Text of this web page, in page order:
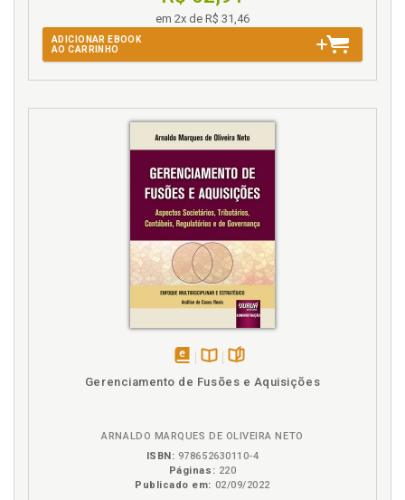
em 2x de R$ 31,46
ADICIONAR EBOOK
AO CARRINHO
Gerenciamento de Fusões e Aquisições
ARNALDO MARQUES DE OLIVEIRA NETO
ISBN: 978652630110-4
Páginas: 220
Publicado em: 02/09/2022